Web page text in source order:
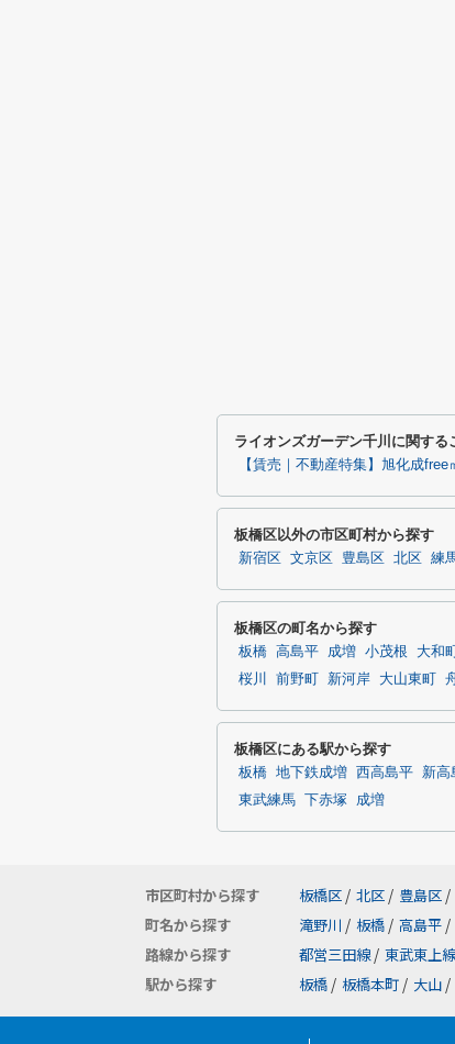
ライオンズガーデン千川に関する
【賃売｜不動産特集】旭化成free
板橋区以外の市区町村から探す
新宿区 文京区 豊島区 北区 練
板橋区の町名から探す
板橋 高島平 成増 小茂根 大和町
桜川
前野町 新河岸 大山東町
板橋区にある駅から探す
板橋 地下鉄成増 西高島平 新高
東武練馬
下赤塚 成増
市区町村から探す 板橋区 / 北区 / 豊島区 /
町名から探す
滝野川 / 板橋 / 高島平 /
路線から探す
都営三田線 / 東武東上線
駅から探す
板橋 / 板橋本町 / 大山 /